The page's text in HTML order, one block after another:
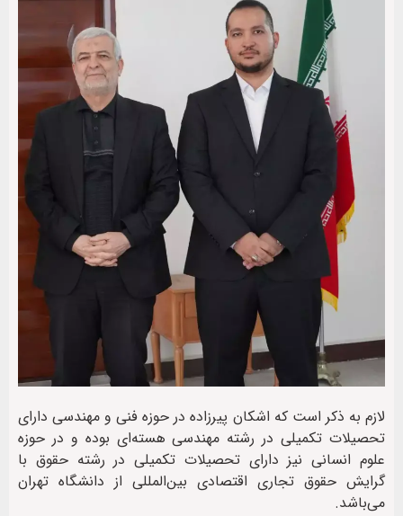
لازم به ذکر است که ‌اشکان پیرزاده در حوزه فنی و مهندسی دارای
تحصیلات تکمیلی در رشته مهندسی هسته‌ای بوده و در حوزه
علوم انسانی نیز دارای تحصیلات تکمیلی در رشته حقوق با
گرایش حقوق تجاری اقتصادی بین‌المللی از دانشگاه تهران
می‌باشد.